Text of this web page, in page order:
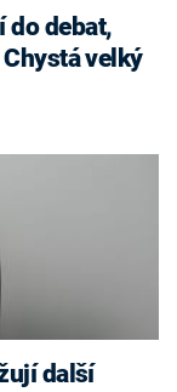
do debat,
velký